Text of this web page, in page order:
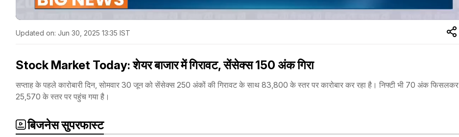
Updated on: Jun 30, 2025 13:35 IST
Stock Market Today: शेयर बाजार में गिरावट, सेंसेक्स 150 अंक गिरा
सप्ताह के पहले कारोबारी दिन, सोमवार 30 जून को सेंसेक्स 250 अंकों की गिरावट के साथ 83,800 के स्तर पर कारोबार कर रहा है। निफ्टी भी 70 अंक फिसलकर
25,570 के स्तर पर पहुंच गया है।
बिजनेस सुपरफास्ट